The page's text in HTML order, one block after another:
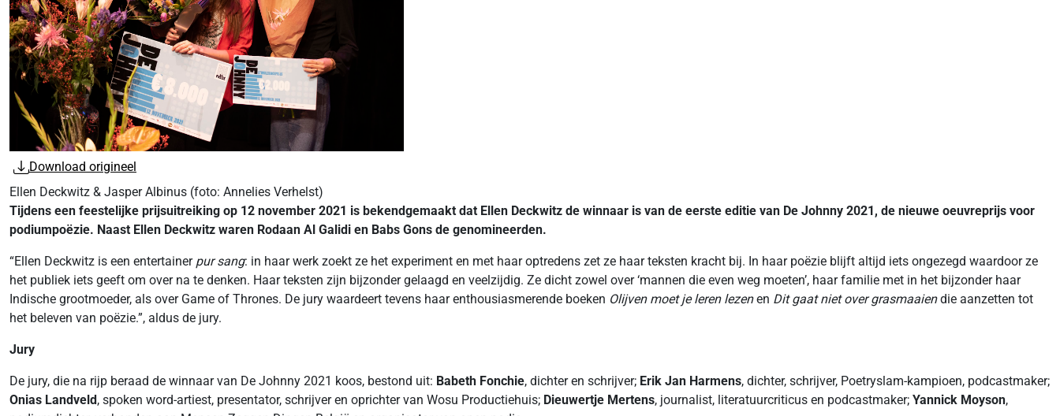
Download origineel
Ellen Deckwitz & Jasper Albinus (foto: Annelies Verhelst)
Tijdens een feestelijke prijsuitreiking op 12 november 2021 is bekendgemaakt dat Ellen Deckwitz de winnaar is van de eerste editie van De Johnny 2021, de nieuwe oeuvreprijs voor
podiumpoëzie. Naast Ellen Deckwitz waren Rodaan Al Galidi en Babs Gons de genomineerden.
“Ellen Deckwitz is een entertainer pur sang: in haar werk zoekt ze het experiment en met haar optredens zet ze haar teksten kracht bij. In haar poëzie blijft altijd iets ongezegd waardoor ze
het publiek iets geeft om over na te denken. Haar teksten zijn bijzonder gelaagd en veelzijdig. Ze dicht zowel over ‘mannen die even weg moeten’, haar familie met in het bijzonder haar
Indische grootmoeder, als over Game of Thrones. De jury waardeert tevens haar enthousiasmerende boeken Olijven moet je leren lezenen Dit gaat niet over grasmaaiendie aanzetten tot
het beleven van poëzie.”, aldus de jury.
Jury
De jury, die na rijp beraad de winnaar van De Johnny 2021 koos, bestond uit: Babeth Fonchie, dichter en schrijver; Erik Jan Harmens, dichter, schrijver, Poetryslam-kampioen, podcastmaker;
Onias Landveld , spoken word-artiest, presentator, schrijver en oprichter van Wosu Productiehuis; Dieuwertje Mertens, journalist, literatuurcriticus en podcastmaker; Yannick Moyson,